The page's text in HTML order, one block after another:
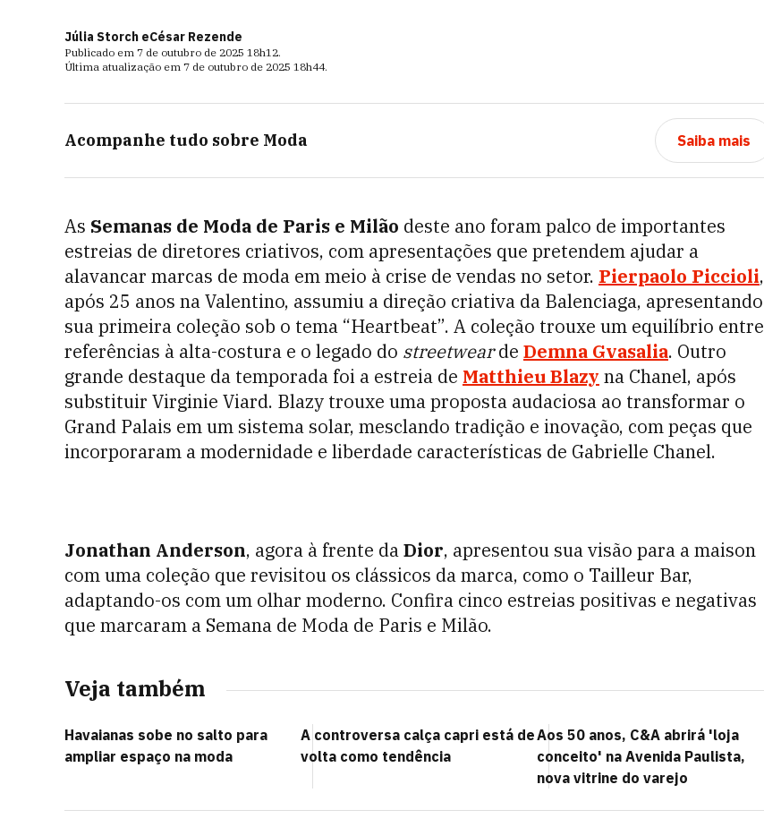
Júlia Storch eCésar Rezende
Publicado em 7 de outubro de 2025 18h12.
Última atualização em 7 de outubro de 2025 18h44.
Acompanhe tudo sobre Moda Saiba mais
As Semanas de Moda de Paris e Milão deste ano foram palco de importantes
estreias de diretores criativos, com apresentações que pretendem ajudar a
alavancar marcas de moda em meio à crise de vendas no setor. Pierpaolo Piccioli,
após 25 anos na Valentino, assumiu a direção criativa da Balenciaga, apresentando
sua primeira coleção sob o tema “Heartbeat”. A coleção trouxe um equilíbrio entre
referências à alta-costura e o legado do streetwearde Demna Gvasalia. Outro
grande destaque da temporada foi a estreia de Matthieu Blazy na Chanel, após
substituir Virginie Viard. Blazy trouxe uma proposta audaciosa ao transformar o
Grand Palais em um sistema solar, mesclando tradição e inovação, com peças que
incorporaram a modernidade e liberdade características de Gabrielle Chanel.
Jonathan Anderson, agora à frente daDior, apresentou sua visão para a maison
com uma coleção que revisitou os clássicos da marca, como o Tailleur Bar,
adaptando-os com um olhar moderno. Confira cinco estreias positivas e negativas
que marcaram a Semana de Moda de Paris e Milão.
Veja também
Havaianas sobe no salto para
ampliar espaço na moda
A controversa calça capri está de
volta como tendência
Aos 50 anos, C&A abrirá 'loja
conceito' na Avenida Paulista,
nova vitrine do varejo